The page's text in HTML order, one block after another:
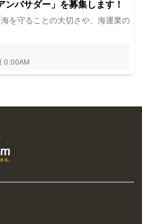
ンバサダー」を募集します！
を守ることの大切さや、海運業の
0:00AM